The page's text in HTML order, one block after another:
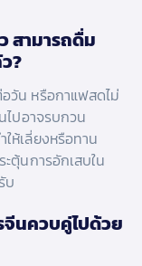
สามารถดื่ม
?
วัน หรือกาแฟสดไม่
ไปอาจรบกวน
ห้เลี่ยงหรือทาน
ตุ้นการอักเสบใน
บ
จีนควบคู่ไปด้วย